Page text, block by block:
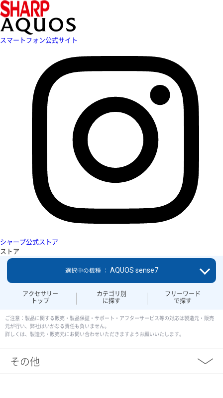
スマートフォン公式サイト
シャープ公式ストア
ストア
アクセサリー
トップ
カテゴリ別
に探す
フリーワード
で探す
選択中の機種 ： AQUOS sense7
ご注意：製品に関する販売・製品保証・サポート・アフターサービス等の対応は製造元・販売
元が行い、弊社はいかなる責任も負いません。
詳しくは、製造元・販売元にお問い合わせいただきますようお願いいたします。
その他